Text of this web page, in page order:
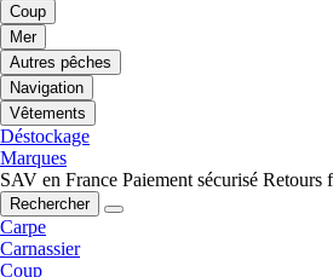
Coup
Mer
Autres pêches
Navigation
Vêtements
Déstockage
Marques
SAV en France Paiement sécurisé Retours
Rechercher
Carpe
Carnassier
Coup